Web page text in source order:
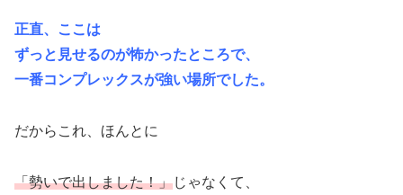
正直、ここは
ずっと見せるのが怖かったところで、
一番コンプレックスが強い場所でした。
だからこれ、ほんとに
「勢いで出しました！」じゃなくて、